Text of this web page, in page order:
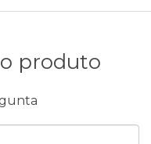
produto